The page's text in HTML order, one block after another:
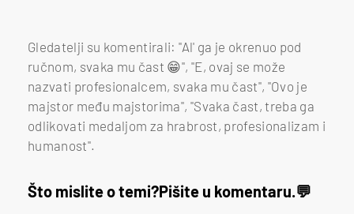
Gledatelji su komentirali: "Al' ga je okrenuo pod
ručnom, svaka mu čast 😁", "E, ovaj se može
nazvati profesionalcem, svaka mu čast", "Ovo je
majstor među majstorima", "Svaka čast, treba ga
odlikovati medaljom za hrabrost, profesionalizam i
humanost".
Što mislite o temi?Pišite u komentaru.